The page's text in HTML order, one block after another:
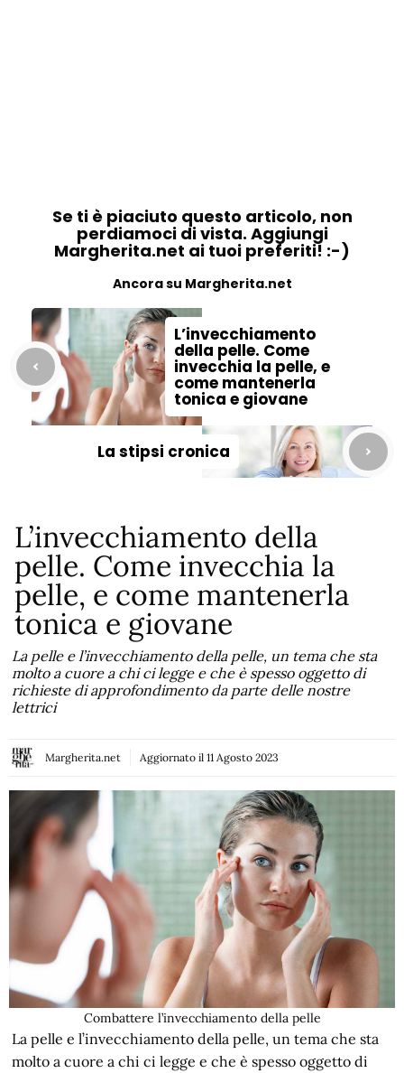
Se ti è piaciuto questo articolo, non
perdiamoci di vista. Aggiungi
Margherita.net ai tuoi preferiti! :-)
Ancora su Margherita.net
L’invecchiamento
della pelle. Come
invecchia la pelle, e
come mantenerla
tonica e giovane
La stipsi cronica
L’invecchiamento della
pelle. Come invecchia la
pelle, e come mantenerla
tonica e giovane
La pelle e l’invecchiamento della pelle, un tema che sta
molto a cuore a chi ci legge e che è spesso oggetto di
richieste di approfondimento da parte delle nostre
lettrici
Margherita.net Aggiornato il 11 Agosto 2023
Combattere l’invecchiamento della pelle
La pelle e l’invecchiamento della pelle, un tema che sta
molto a cuore a chi ci legge e che è spesso oggetto di